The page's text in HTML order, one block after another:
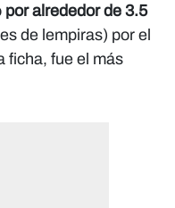
por alrededor de 3.5
de lempiras) por el
ficha, fue el más